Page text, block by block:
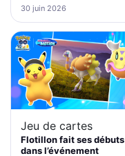
30 juin 2026
Jeu de cartes
Flotillon fait ses débuts
dans l’événement